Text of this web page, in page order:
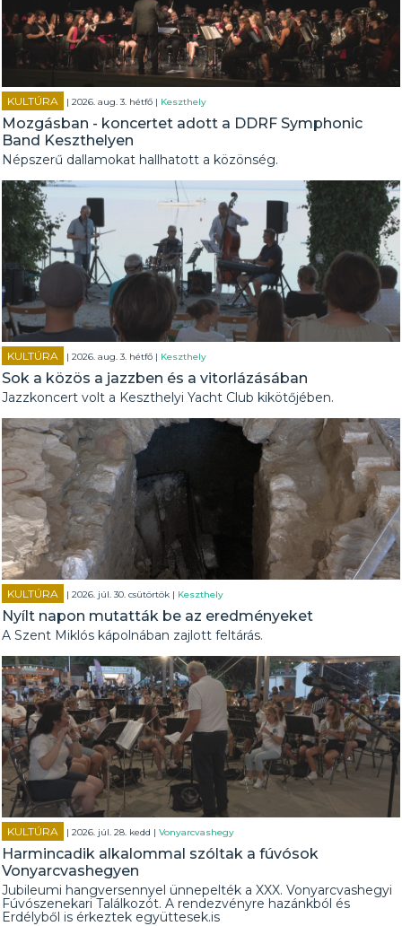
KULTÚRA | 2026. aug. 3. hétfő | Keszthely
Mozgásban - koncertet adott a DDRF Symphonic
Band Keszthelyen
Népszerű dallamokat hallhatott a közönség.
KULTÚRA | 2026. aug. 3. hétfő | Keszthely
Sok a közös a jazzben és a vitorlázásában
Jazzkoncert volt a Keszthelyi Yacht Club kikötőjében.
KULTÚRA | 2026. júl. 30. csütörtök | Keszthely
Nyílt napon mutatták be az eredményeket
A Szent Miklós kápolnában zajlott feltárás.
KULTÚRA | 2026. júl. 28. kedd |Vonyarcvashegy
Harmincadik alkalommal szóltak a fúvósok
Vonyarcvashegyen
Jubileumi hangversennyel ünnepelték a XXX. Vonyarcvashegyi
Fúvószenekari Találkozót. A rendezvényre hazánkból és
Erdélyből is érkeztek együttesek.is